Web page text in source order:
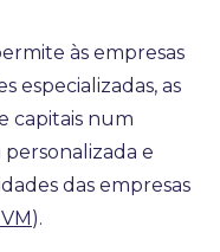
às empresas
especializadas, as
capitais num
e
das empresas
).